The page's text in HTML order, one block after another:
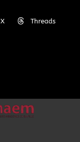
X Threads